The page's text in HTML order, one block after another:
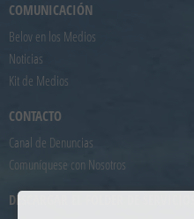
COMUNICACIÓN
Belov en los Medios
Noticias
Kit de Medios
CONTACTO
Canal de Denuncias
Comuníquese con Nosotros
DESCARGAR EL FOLDER DE SERVICIOS